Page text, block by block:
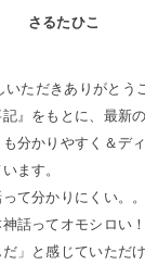
さるたひこ
ただきありがとう
記』をもとに、最新
分かりやすく＆デ
ます。
て分かりにくい。
話ってオモシロい
」と感じていただ